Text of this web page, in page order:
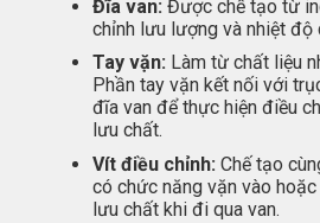
Đĩa van: Được chế tạo từ
chỉnh lưu lượng và nhiệt độ
Tay vặn: Làm từ chất liệu
Phần tay vặn kết nối với
đĩa van để thực hiện điều
lưu chất.
Vít điều chỉnh: Chế tạo
có chức năng vặn vào
lưu chất khi đi qua van.